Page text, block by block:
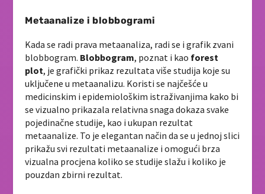
Metaanalize i blobbogrami
Kada se radi prava metaanaliza, radi se i grafik zvani
blobbogram. Blobbogram, poznat i kao forest
plot, je grafički prikaz rezultata više studija koje su
uključene u metaanalizu. Koristi se najčešće u
medicinskim i epidemiološkim istraživanjima kako bi
se vizualno prikazala relativna snaga dokaza svake
pojedinačne studije, kao i ukupan rezultat
metaanalize. To je elegantan način da se u jednoj slici
prikažu svi rezultati metaanalize i omogući brza
vizualna procjena koliko se studije slažu i koliko je
pouzdan zbirni rezultat.